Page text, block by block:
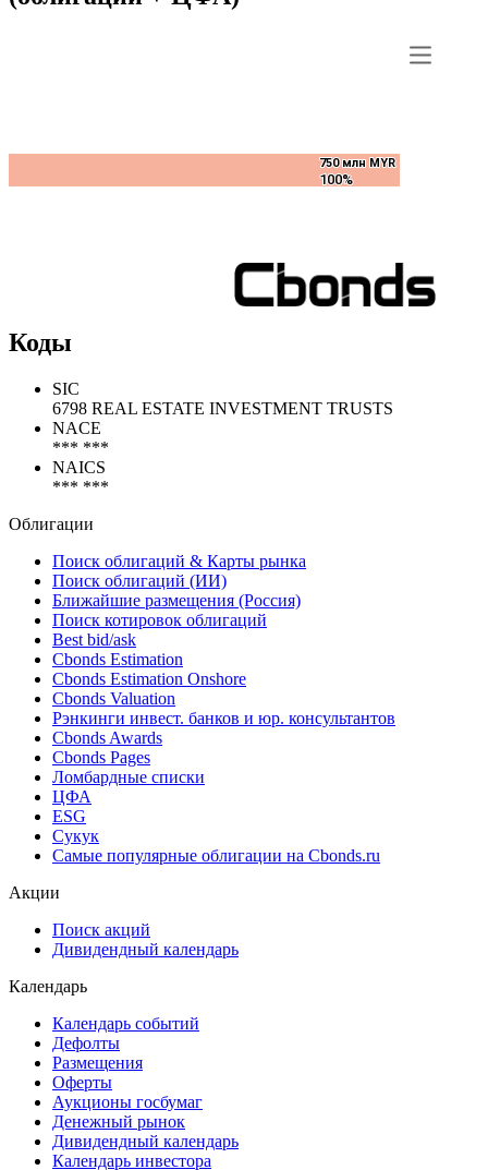
750 млн MYR
100%
750 млн MYR
100%
Коды
SIC
6798 REAL ESTATE INVESTMENT TRUSTS
NACE
*** ***
NAICS
*** ***
Облигации
Поиск облигаций & Карты рынка
Поиск облигаций (ИИ)
Ближайшие размещения (Россия)
Поиск котировок облигаций
Best bid/ask
Cbonds Estimation
Cbonds Estimation Onshore
Cbonds Valuation
Рэнкинги инвест. банков и юр. консультантов
Cbonds Awards
Cbonds Pages
Ломбардные списки
ЦФА
ESG
Сукук
Самые популярные облигации на Cbonds.ru
Акции
Поиск акций
Дивидендный календарь
Календарь
Календарь событий
Дефолты
Размещения
Оферты
Аукционы госбумаг
Денежный рынок
Дивидендный календарь
Календарь инвестора